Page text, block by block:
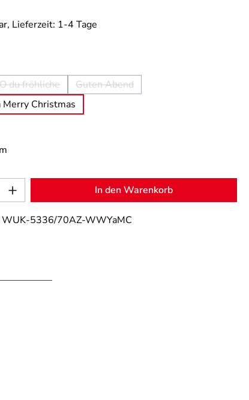
Lieferzeit: 1-4 Tage
ist zurzeit nicht verfügbar.)
O du fröhliche(Diese Option ist zurzeit nicht verfügbar.)
Guten Abend(Diese Option ist zurzeit nicht
Christmas
Gib den gewünschten Wert ein
In den Warenkorb
WUK-5336/70AZ-WWYaMC